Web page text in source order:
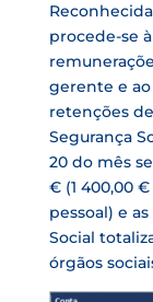
procede-se
gerente e
retenções
Segurança
20 do mês
€ (1 400,00
pessoal) e
Social
órgãos